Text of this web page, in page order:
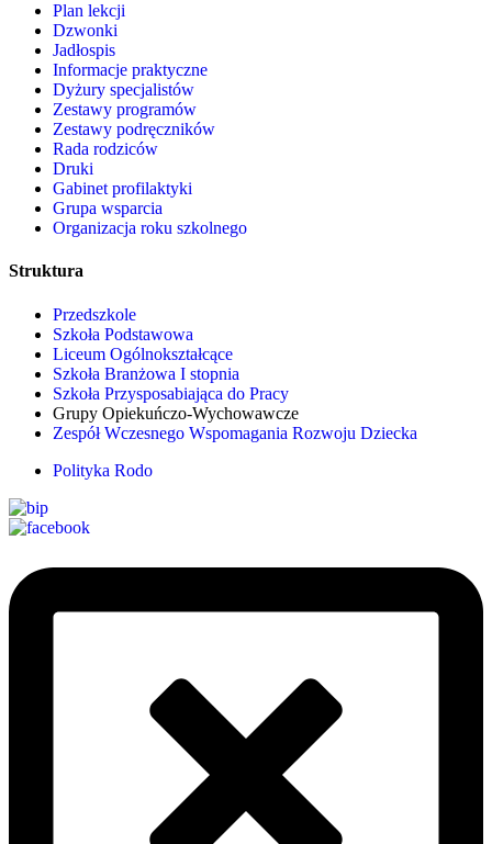
Plan lekcji
Dzwonki
Jadłospis
Informacje praktyczne
Dyżury specjalistów
Zestawy programów
Zestawy podręczników
Rada rodziców
Druki
Gabinet profilaktyki
Grupa wsparcia
Organizacja roku szkolnego
Struktura
Przedszkole
Szkoła Podstawowa
Liceum Ogólnokształcące
Szkoła Branżowa I stopnia
Szkoła Przysposabiająca do Pracy
Grupy Opiekuńczo-Wychowawcze
Zespół Wczesnego Wspomagania Rozwoju Dziecka
Polityka Rodo